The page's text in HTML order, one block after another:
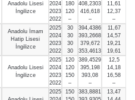
Anadolu Lisesi
İngilizce
2024
2023
2022
180
120
–
408,2303
416,618
–
11,61
12,37
–
Anadolu İmam
Hatip Lisesi
İngilizce
2025
2024
2023
2022
30
30
30
30
394,4386
393,2668
379,672
353,4613
11,67
14,57
19,21
19,61
Anadolu Lisesi
İngilizce
2025
2024
2023
2022
120
120
150
–
389,4529
395,198
393,08
–
12,5
14,18
16,58
–
2025
150
383,8881
13,47